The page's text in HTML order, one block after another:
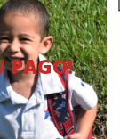
PAGO!